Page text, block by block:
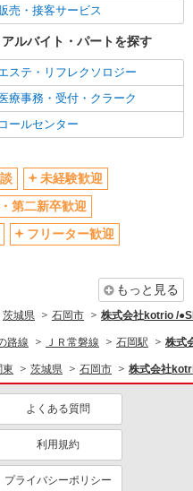
ドル（40代～）活躍中
シニア（60代～）活躍中
ーナス・賞与あり
全週休2日制
煙・分煙
通勤OK
通費支給
休・育休取得実績あり
種手当（家族・役職・インセン
・福祉
ドル（40代～）活躍中
通勤OK
社会保険あり
売・接客サービス
ルバイト・パートを探す
ステ・リフレクソロジー
療事務・受付・クラーク
コールセンター
未経験歓迎
第二新卒歓迎
フリーター歓迎
もっと見る
茨城県 石岡市 株式会社kotrio /
路線 ＪＲ常磐線 石岡駅 株式
東 茨城県 石岡市 株式会社
よくある質問
利用規約
プライバシーポリシー